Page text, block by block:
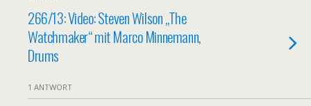
266/13: Video: Steven Wilson „The
Watchmaker“ mit Marco Minnemann,
Drums
1 ANTWORT